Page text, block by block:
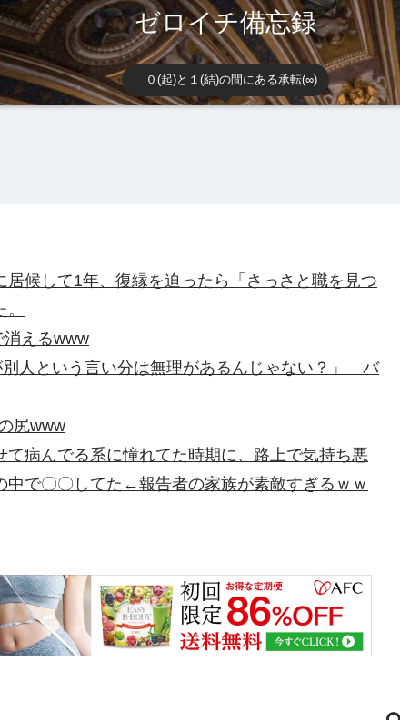
ゼロイチ備忘録
０(起)と１(結)の間にある承転(∞)
候して1年、復縁を迫ったら「さっさと職を見つ
消えるwww
人という言い分は無理があるんじゃない？」 バ
尻www
て病んでる系に憧れてた時期に、路上で気持ち悪
中で〇〇してた←報告者の家族が素敵すぎるｗｗ
んだ！！」他
良太郎さん死去で落語家・柳家小はださんが
・・・・・・他
Engage Ver.〈ファーストエンゲージVer.〉」
他